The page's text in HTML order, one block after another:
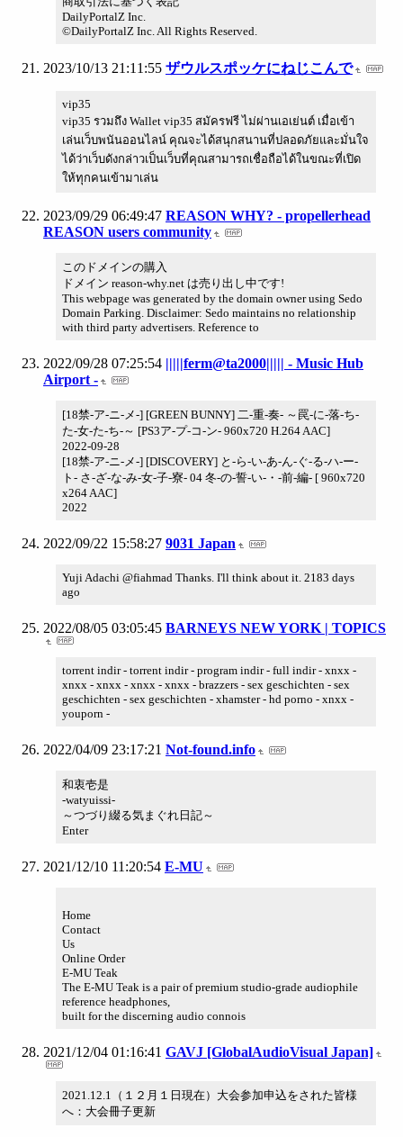
DailyPortalZ Inc.
©DailyPortalZ Inc. All Rights Reserved.
2023/10/13 21:11:55 ザウルスポッケにねじこんで
vip35
vip35 รวมถึง Wallet vip35 สมัครฟรี ไม่ผ่านเอเย่นต์ เมื่อเข้า
เล่นเว็บพนันออนไลน์ คุณจะได้สนุกสนานที่ปลอดภัยและมั่นใจ
ได้ว่าเว็บดังกล่าวเป็นเว็บที่คุณสามารถเชื่อถือได้ในขณะที่เปิด
ให้ทุกคนเข้ามาเล่น
2023/09/29 06:49:47 REASON WHY? - propellerhead
REASON users community
このドメインの購入
ドメイン reason-why.net は売り出し中です!
This webpage was generated by the domain owner using Sedo
Domain Parking. Disclaimer: Sedo maintains no relationship
with third party advertisers. Reference to
2022/09/28 07:25:54 |||||ferm@ta2000||||| - Music Hub
Airport -
[18禁-ア-ニ-メ-] [GREEN BUNNY] 二-重-奏- ～罠-に-落-ち-
た-女-た-ち-～ [PS3ア-プ-コ-ン- 960x720 H.264 AAC]
2022-09-28
[18禁-ア-ニ-メ-] [DISCOVERY] と-ら-い-あ-ん-ぐ-る-ハ-ー-
ト- さ-ざ-な-み-女-子-寮- 04 冬-の-誓-い-・-前-編- [ 960x720
x264 AAC]
2022
2022/09/22 15:58:27 9031 Japan
Yuji Adachi @fiahmad Thanks. I'll think about it. 2183 days
ago
2022/08/05 03:05:45 BARNEYS NEW YORK | TOPICS
torrent indir - torrent indir - program indir - full indir - xnxx -
xnxx - xnxx - xnxx - xnxx - brazzers - sex geschichten - sex
geschichten - sex geschichten - xhamster - hd porno - xnxx -
youporn -
2022/04/09 23:17:21 Not-found.info
和衷壱是
-watyuissi-
～つづり綴る気まぐれ日記～
Enter
2021/12/10 11:20:54 E-MU
Home
Contact
Us
Online Order
E-MU Teak
The E-MU Teak is a pair of premium studio-grade audiophile
reference headphones,
built for the discerning audio connois
2021/12/04 01:16:41 GAVJ [GlobalAudioVisual Japan]
2021.12.1（１２月１日現在）大会参加申込をされた皆様
へ：大会冊子更新